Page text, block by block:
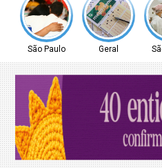
São Paulo Geral